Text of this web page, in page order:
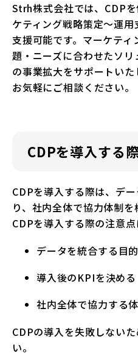
Strh株式会社では、CDP
ケティング戦略策定～運
支援可能です。マーケテ
題・ニーズに合わせたソ
の事業拡大をサポートいた
お気軽にご相談ください。
CDPを導入する
CDPを導入する際は、デ
り、社内全体で協力体制を
CDPを導入する際の注意点
データを統合する目
導入後のKPIを決める
社内全体で協力する
CDPの導入を失敗しない
い。